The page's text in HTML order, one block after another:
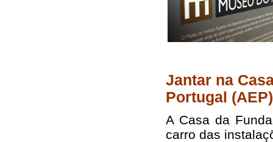
Jantar na
Portugal (AEP)
A Casa da
carro das